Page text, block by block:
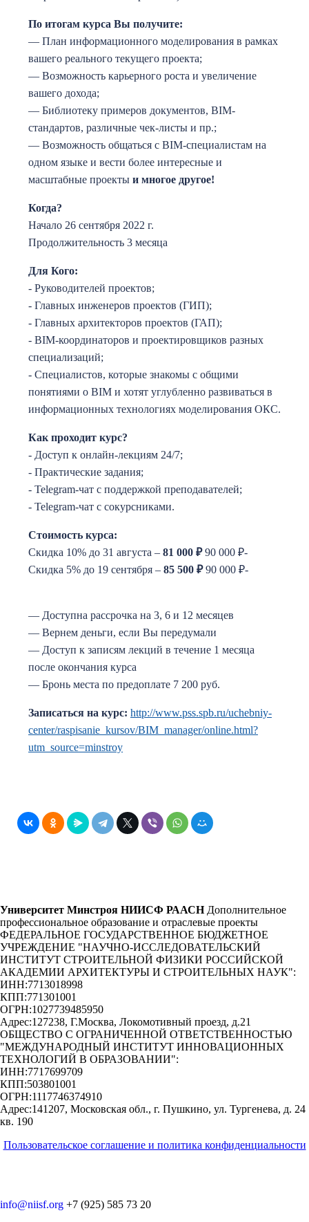
По итогам курса Вы получите:
— План информационного моделирования в рамках
вашего реального текущего проекта;
— Возможность карьерного роста и увеличение
вашего дохода;
— Библиотеку примеров документов, BIM-
стандартов, различные чек-листы и пр.;
— Возможность общаться с BIM-специалистам на
одном языке и вести более интересные и
масштабные проекты и многое другое!
Когда?
Начало 26 сентября 2022 г.
Продолжительность 3 месяца
Для Кого:
- Руководителей проектов;
- Главных инженеров проектов (ГИП);
- Главных архитекторов проектов (ГАП);
- BIM-координаторов и проектировщиков разных
специализаций;
- Специалистов, которые знакомы с общими
понятиями о BIM и хотят углубленно развиваться в
информационных технологиях моделирования ОКС.
Как проходит курс?
- Доступ к онлайн-лекциям 24/7;
- Практические задания;
- Telegram-чат с поддержкой преподавателей;
- Telegram-чат с сокурсниками.
Стоимость курса:
Скидка 10% до 31 августа – 81 000 ₽ 90 000 ₽-
Скидка 5% до 19 сентября – 85 500 ₽ 90 000 ₽-
— Доступна рассрочка на 3, 6 и 12 месяцев
— Вернем деньги, если Вы передумали
— Доступ к записям лекций в течение 1 месяца
после окончания курса
— Бронь места по предоплате 7 200 руб.
Записаться на курс: http://www.pss.spb.ru/uchebniy-
center/raspisanie_kursov/BIM_manager/online.html?
utm_source=minstroy
Университет Минстроя НИИСФ РААСН Дополнительное
профессиональное образование и отраслевые проекты
ФЕДЕРАЛЬНОЕ ГОСУДАРСТВЕННОЕ БЮДЖЕТНОЕ
УЧРЕЖДЕНИЕ "НАУЧНО-ИССЛЕДОВАТЕЛЬСКИЙ
ИНСТИТУТ СТРОИТЕЛЬНОЙ ФИЗИКИ РОССИЙСКОЙ
АКАДЕМИИ АРХИТЕКТУРЫ И СТРОИТЕЛЬНЫХ НАУК":
ИНН:7713018998
КПП:771301001
ОГРН:1027739485950
Адрес:127238, Г.Москва, Локомотивный проезд, д.21
ОБЩЕСТВО С ОГРАНИЧЕННОЙ ОТВЕТСТВЕННОСТЬЮ
"МЕЖДУНАРОДНЫЙ ИНСТИТУТ ИННОВАЦИОННЫХ
ТЕХНОЛОГИЙ В ОБРАЗОВАНИИ":
ИНН:7717699709
КПП:503801001
ОГРН:1117746374910
Адрес:141207, Московская обл., г. Пушкино, ул. Тургенева, д. 24
кв. 190
Пользовательское соглашение и политика конфиденциальности
info@niisf.org +7 (925) 585 73 20